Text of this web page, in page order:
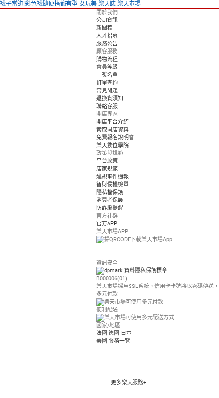
襪子當道!彩色襪隨便搭都有型 女玩美 樂天誌 樂天市場
關於我們
公司資訊
新聞稿
人才招募
服務公告
顧客服務
購物流程
會員等級
中獎名單
訂單查詢
常見問題
退換貨須知
聯絡客服
開店專區
開店平台介紹
索取開店資料
免費報名說明會
樂天數位學院
政策與規範
平台政策
店家規範
違規事件通報
智財侵權檢舉
隱私權保護
消費者保護
防詐騙提醒
官方社群
官方APP
樂天市場APP
資訊安全
B000006(01)
樂天市場採用SSL系統，信用卡卡號將以密碼傳送
多元付款
便利配送
國家/地區
法國 德國 日本
美國 服務一覽
更多樂天服務+